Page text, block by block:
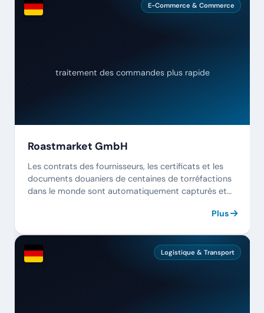
E-Commerce & Commerce
traitement des commandes plus rapide
Roastmarket GmbH
Les contrats des fournisseurs, les certificats et les
documents douaniers de centaines de torréfactions
dans le monde sont automatiquement capturés et
Plus
Logistique & Transport